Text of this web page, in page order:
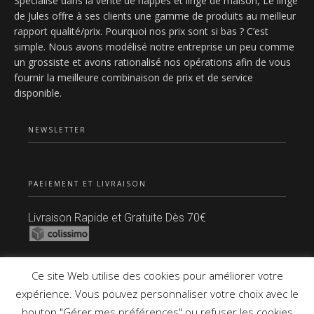
de Jules offre à ses clients une gamme de produits au meilleur
rapport qualité/prix. Pourquoi nos prix sont si bas ? C’est
simple. Nous avons modélisé notre entreprise un peu comme
un grossiste et avons rationalisé nos opérations afin de vous
fournir la meilleure combinaison de prix et de service
disponible.
NEWSLETTER
PAEIEMENT ET LIVRAISON
Livraison Rapide et Gratuite Dès 70€
Ce site Web utilise des cookies pour améliorer votre
expérience. Vous pouvez personnaliser votre choix avec le